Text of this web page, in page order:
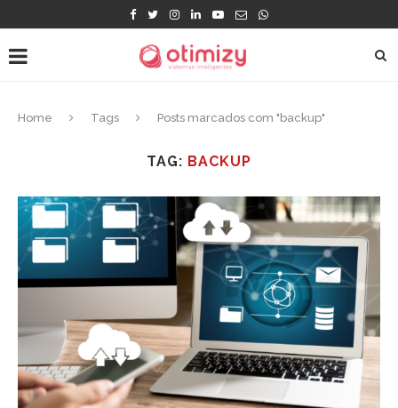
Home Tags Posts marcados com "backup"
TAG: BACKUP